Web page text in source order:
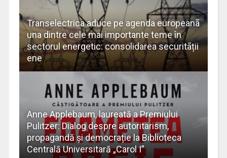
Transelectrica aduce pe agenda europeanã
una dintre cele mai importante teme în
sectorul energetic: consolidarea securitãții
ene
Anne Applebaum, laureată a Premiului
Pulitzer: Dialog despre autoritarism,
propagandă și democrație la Biblioteca
Centrală Universitară „Carol I”